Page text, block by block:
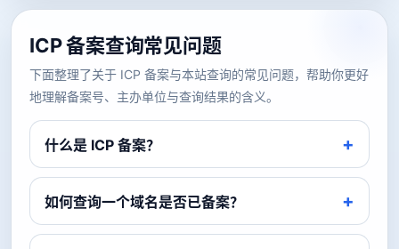
ICP 备案查询常见问题
下面整理了关于 ICP 备案与本站查询的常见问题，帮助你更好
地理解备案号、主办单位与查询结果的含义。
什么是 ICP 备案？
如何查询一个域名是否已备案？